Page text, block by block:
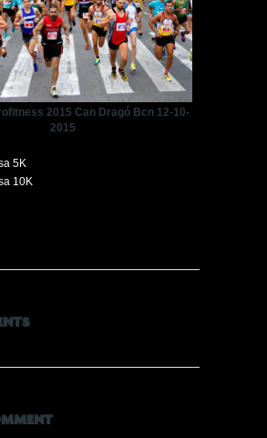
2015 Can Dragó Bcn 12-10-
2015
5K
10K